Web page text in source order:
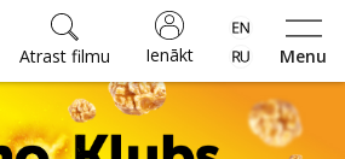
Menu
Ienākt
Atrast filmu